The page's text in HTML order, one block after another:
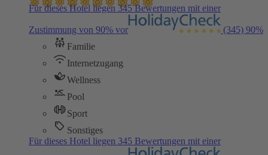
Für dieses Hotel liegen 345 Bewertungen mit einer
Zustimmung von 90% vor (345) 90%
Familie
Internetzugang
Wellness
Pool
Sport
Sonstiges
Für dieses Hotel liegen 345 Bewertungen mit einer